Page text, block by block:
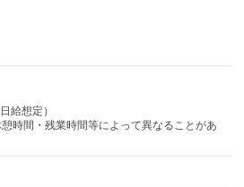
給想定）
時間・残業時間等によって異なることがあ